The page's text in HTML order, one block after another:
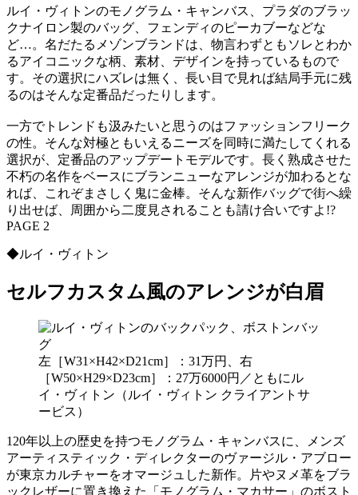
ルイ・ヴィトンのモノグラム・キャンバス、プラダのブラッ
クナイロン製のバッグ、フェンディのピーカブーなどな
ど…。名だたるメゾンブランドは、物言わずともソレとわか
るアイコニックな柄、素材、デザインを持っているもので
す。その選択にハズレは無く、長い目で見れば結局手元に残
るのはそんな定番品だったりします。
一方でトレンドも汲みたいと思うのはファッションフリーク
の性。そんな対極ともいえるニーズを同時に満たしてくれる
選択が、定番品のアップデートモデルです。長く熟成させた
不朽の名作をベースにブランニューなアレンジが加わるとな
れば、これぞまさしく鬼に金棒。そんな新作バッグで街へ繰
り出せば、周囲から二度見されることも請け合いですよ!?
PAGE 2
◆ルイ・ヴィトン
セルフカスタム風のアレンジが白眉
左［W31×H42×D21cm］：31万円、右
［W50×H29×D23cm］：27万6000円／ともにル
イ・ヴィトン（ルイ・ヴィトン クライアントサ
ービス）
120年以上の歴史を持つモノグラム・キャンバスに、メンズ
アーティスティック・ディレクターのヴァージル・アブロー
が東京カルチャーをオマージュした新作。片やヌメ革をブラ
ックレザーに置き換えた「モノグラム・マカサー」のボスト